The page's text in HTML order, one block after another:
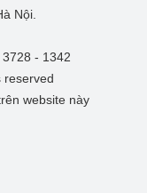
Nội.
- 1342
reserved
website này